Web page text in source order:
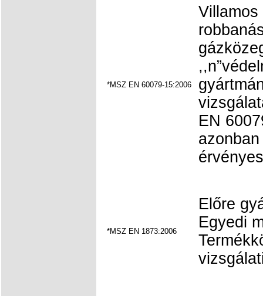
*MSZ EN 60079-15:2006
EN
*MSZ EN 1873:2006
Előre
Egyedi